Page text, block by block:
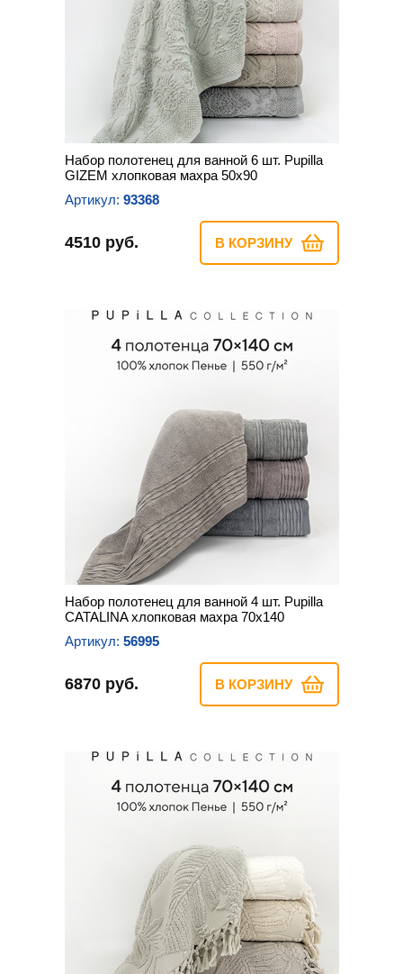
Набор полотенец для ванной 6 шт. Pupilla
GIZEM хлопковая махра 50х90
Артикул: 93368
4510 руб. В КОРЗИНУ
Набор полотенец для ванной 4 шт. Pupilla
CATALINA хлопковая махра 70х140
Артикул: 56995
6870 руб. В КОРЗИНУ